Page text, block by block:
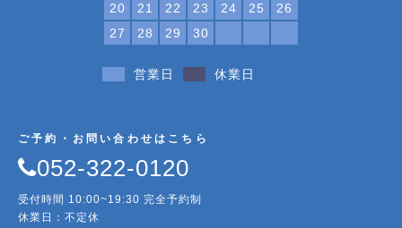
20
21 22 23 24 25
26
27
28 29 30
営業日 休業日
ご予約・お問い合わせはこちら
052-322-0120
受付時間 10:00~19:30 完全予約制
休業日：不定休